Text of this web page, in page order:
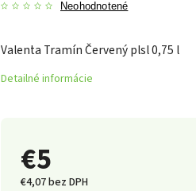
€5
€4,07 bez DPH
Neohodnotené
Valenta Tramín Červený plsl 0,75 l
Detailné informácie